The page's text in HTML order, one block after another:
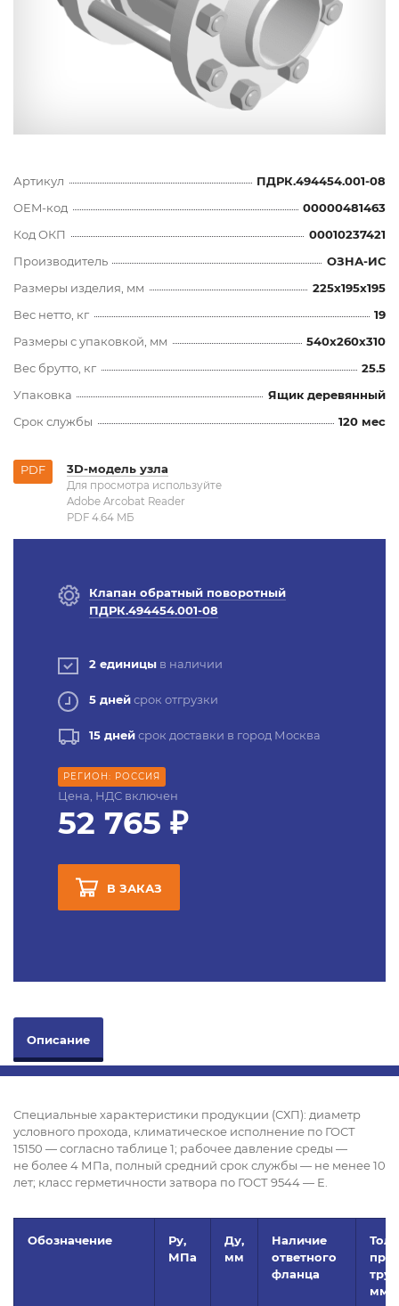
Артикул
ПДРК.494454.001-08
OEM-код
00000481463
Код ОКП
00010237421
Производитель
ОЗНА-ИС
Размеры изделия, мм
225x195x195
Вес нетто, кг
19
Размеры с упаковкой, мм
540x260x310
Вес брутто, кг
25.5
Упаковка
Ящик деревянный
Срок службы
120 мес
PDF 3D-модель узла
Для просмотра используйте
Adobe Arcobat Reader
PDF 4.64 MБ
Клапан обратный поворотный
ПДРК.494454.001-08
2 единицы в наличии
5 днейсрок отгрузки
15 днейсрок доставки в город Москва
РЕГИОН: РОССИЯ
Цена, НДС включен
52 765 ₽
В ЗАКАЗ
Описание
Специальные характеристики продукции (СХП): диаметр
условного прохода, климатическое исполнение по ГОСТ
15150 — согласно таблице 1; рабочее давление среды —
не более 4 МПа, полный средний срок службы — не менее 10
лет; класс герметичности затвора по ГОСТ 9544 — Е.
Обозначение
Ру,
МПа
Ду,
мм
Наличие
ответного
фланца
мм